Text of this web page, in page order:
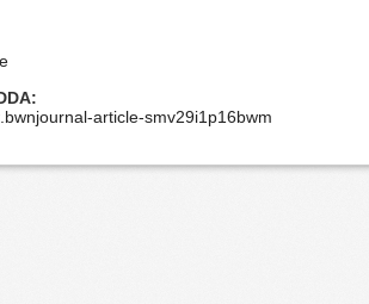
article-smv29i1p16bwm